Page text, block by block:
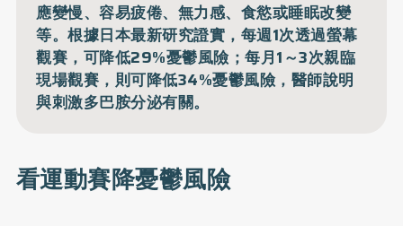
應變慢、容易疲倦、無力感、食慾或睡眠改變
等。根據日本最新研究證實，每週1次透過螢幕
觀賽，可降低29%憂鬱風險；每月1～3次親臨
現場觀賽，則可降低34%憂鬱風險，醫師說明
與刺激多巴胺分泌有關。
看運動賽降憂鬱風險